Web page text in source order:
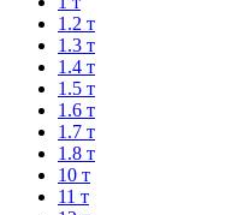
1.2 т
1.3 т
1.4 т
1.5 т
1.6 т
1.7 т
1.8 т
10 т
11 т